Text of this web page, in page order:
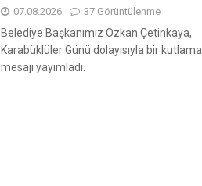
07.08.2026 37 Görüntülenme
Belediye Başkanımız Özkan Çetinkaya,
Karabüklüler Günü dolayısıyla bir kutlama
mesajı yayımladı.